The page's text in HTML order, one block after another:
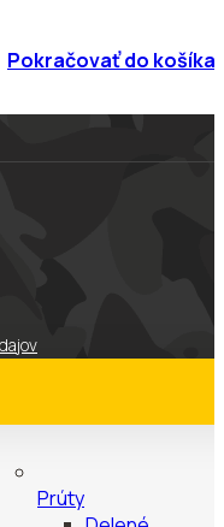
Pokračovať do košíka
potreby
Prúty